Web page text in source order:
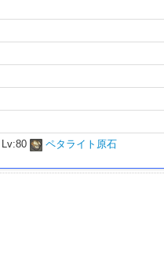
Lv:80 ペタライト原石